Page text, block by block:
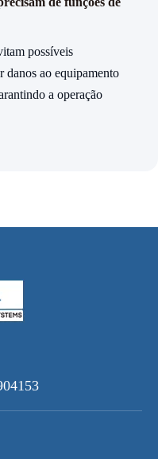
possíveis
danos ao equipamento
a operação